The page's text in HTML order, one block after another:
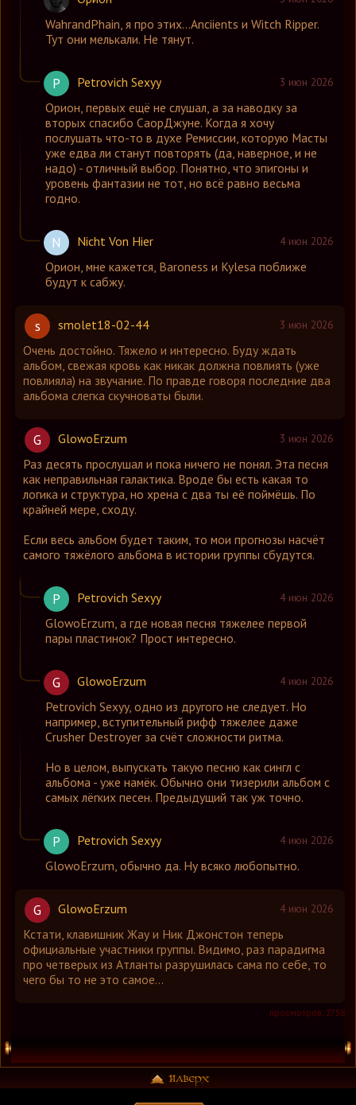
WahrandPhain, я про этих...Anciients и Witch Ripper.
Тут они мелькали. Не тянут.
3 июн 2026
P
Petrovich Sexyy
Орион, первых ещё не слушал, а за наводку за
вторых спасибо СаорДжуне. Когда я хочу
послушать что-то в духе Ремиссии, которую Масты
уже едва ли станут повторять (да, наверное, и не
надо) - отличный выбор. Понятно, что эпигоны и
уровень фантазии не тот, но всё равно весьма
годно.
4 июн 2026
N
Nicht Von Hier
Орион, мне кажется, Baroness и Kylesa поближе
будут к сабжу.
3 июн 2026
s
smolet18-02-44
Очень достойно. Тяжело и интересно. Буду ждать
альбом, свежая кровь как никак должна повлиять (уже
повлияла) на звучание. По правде говоря последние два
альбома слегка скучноваты были.
3 июн 2026
G
GlowoErzum
Раз десять прослушал и пока ничего не понял. Эта песня
как неправильная галактика. Вроде бы есть какая то
логика и структура, но хрена с два ты её поймёшь. По
крайней мере, сходу.
Если весь альбом будет таким, то мои прогнозы насчёт
самого тяжёлого альбома в истории группы сбудутся.
4 июн 2026
P
Petrovich Sexyy
GlowoErzum, а где новая песня тяжелее первой
пары пластинок? Прост интересно.
4 июн 2026
G
GlowoErzum
Petrovich Sexyy, одно из другого не следует. Но
например, вступительный рифф тяжелее даже
Crusher Destroyer за счёт сложности ритма.
Но в целом, выпускать такую песню как сингл с
альбома - уже намёк. Обычно они тизерили альбом с
самых лёгких песен. Предыдущий так уж точно.
4 июн 2026
P
Petrovich Sexyy
GlowoErzum, обычно да. Ну всяко любопытно.
4 июн 2026
G
GlowoErzum
Кстати, клавишник Жау и Ник Джонстон теперь
официальные участники группы. Видимо, раз парадигма
про четверых из Атланты разрушилась сама по себе, то
чего бы то не это самое...
просмотров: 2758